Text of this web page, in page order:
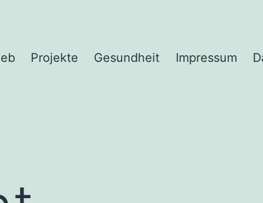
Projekte Gesundheit Impressum